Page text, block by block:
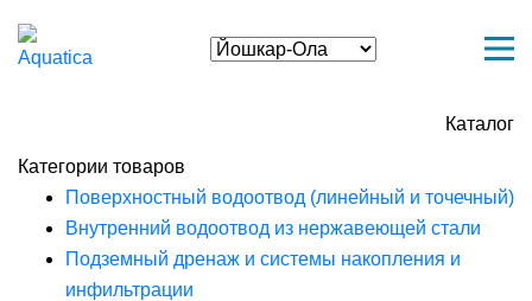
Каталог
Категории товаров
Поверхностный водоотвод (линейный и точечный)
Внутренний водоотвод из нержавеющей стали
Подземный дренаж и системы накопления и
инфильтрации